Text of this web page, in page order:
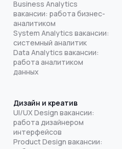
Business Analytics
вакансии: работа бизнес-
аналитиком
System Analytics вакансии:
системный аналитик
Data Analytics вакансии:
работа аналитиком
данных
Дизайн и креатив
UI/UX Design вакансии:
работа дизайнером
интерфейсов
Product Design вакансии: